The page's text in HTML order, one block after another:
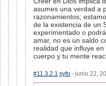
asumes una verdad a
razonamientos;
de la existencia de un
experimentado o
amar, no es un saldo
realidad que influye
cuerpo y tu mente
#11.3.2.1 syfo - junio 22,